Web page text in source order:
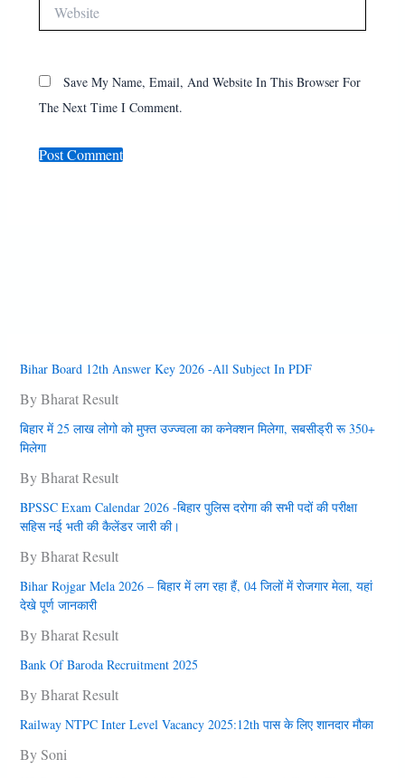
Save My Name, Email, And Website In This Browser For
The Next Time I Comment.
Bihar Board 12th Answer Key 2026 -All Subject In PDF
By Bharat Result
बिहार में 25 लाख लोगो को मुफ्त उज्‍ज्‍वला का कनेक्‍शन मिलेगा, सबसीड्री रू 350+
मिलेगा
By Bharat Result
BPSSC Exam Calendar 2026 -बिहार पुलिस दरोगा की सभी पदों की परीक्षा
सहिस नई भती की कैलेंडर जारी की।
By Bharat Result
Bihar Rojgar Mela 2026 – बिहार में लग रहा हैं, 04 जिलों में राेजगार मेला, यहां
देखे पूर्ण जानकारी
By Bharat Result
Bank Of Baroda Recruitment 2025
By Bharat Result
Railway NTPC Inter Level Vacancy 2025:12th पास के लिए शानदार मौका
By Soni